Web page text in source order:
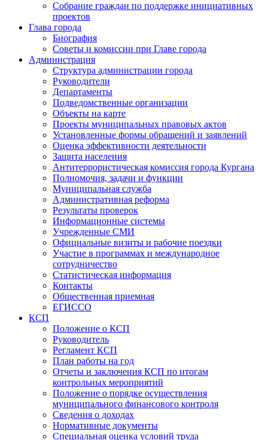
Собрание граждан по поддержке инициативных
проектов
Глава города
Биография
Советы и комиссии при Главе города
Администрация
Структура администрации города
Руководители
Департаменты
Подведомственные организации
Объекты на карте
Проекты муниципальных правовых актов
Установленные формы обращений и заявлений
Оценка эффективности деятельности
Защита населения
Антитеррористическая комиссия города Кургана
Полномочия, задачи и функции
Муниципальная служба
Административная реформа
Результаты проверок
Информационные системы
Учрежденные СМИ
Официальные визиты и рабочие поездки
Участие в программах и международное
сотрудничество
Статистическая информация
Контакты
Общественная приемная
ЕГИССО
КСП
Положение о КСП
Руководитель
Регламент КСП
План работы на год
Отчеты и заключения КСП по итогам
контрольных мероприятий
Положение о порядке осуществления
муниципального финансового контроля
Сведения о доходах
Нормативные документы
Специальная оценка условий труда